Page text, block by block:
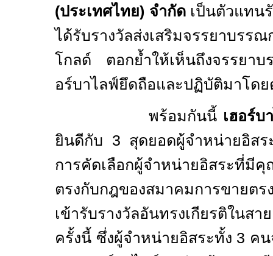
(ประเทศไทย) จำกัดเป็นตัวแทน
ได้รับรางวัลส่งเสริมจรรยาบรร
โกลด์ ตอกย้ำให้เห็นถึงจรรยาบ
อร์บาไลฟ์ยึดถือและปฏิบัติมาโด
พร้อมกันนี้ เฮอร์บ
ยินดีกับ 3 สุดยอดผู้จำหน่ายอิสร
การคัดเลือกผู้จำหน่ายอิสระที่มี
ตรงกับกฎของสมาคมการขายตร
เข้ารับรางวัลอันทรงเกียรติในส
ครั้งนี้ ซึ่งผู้จำหน่ายอิสระทั้ง 3 คน